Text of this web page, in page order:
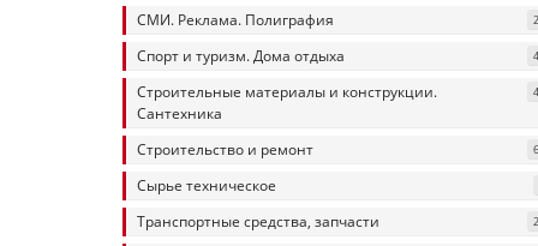
СМИ. Реклама. Полиграфия
Спорт и туризм. Дома отдыха
Строительные материалы и конструкции.
Сантехника
Строительство и ремонт
Сырье техническое
Транспортные средства, запчасти